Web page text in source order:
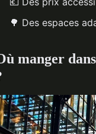
🌳 Des espaces
manger